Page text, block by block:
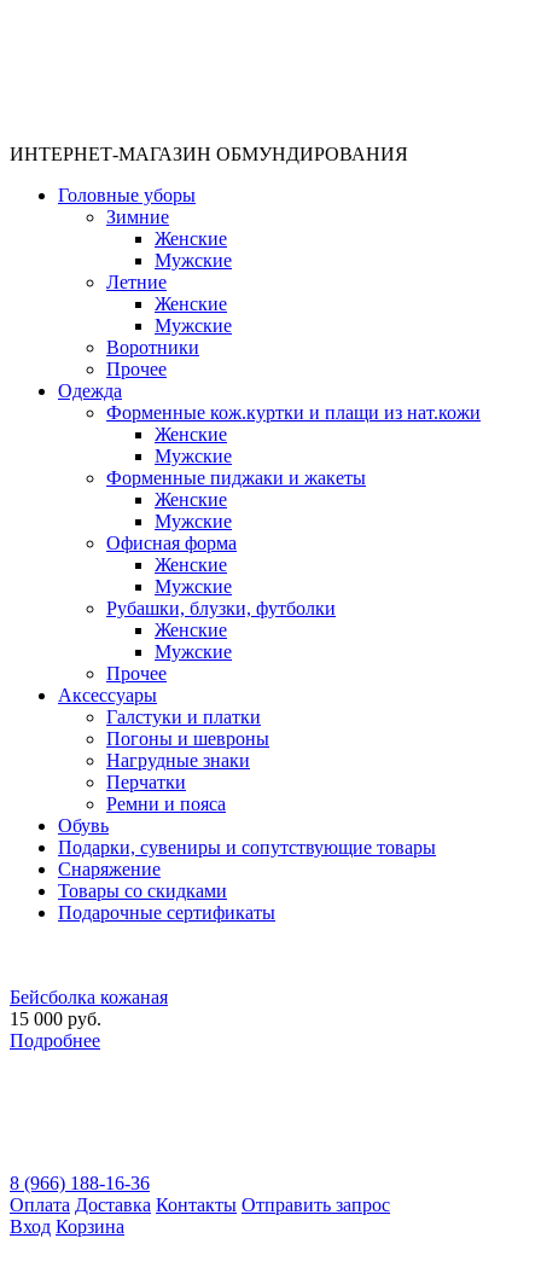
ИНТЕРНЕТ-МАГАЗИН ОБМУНДИРОВАНИЯ
Головные уборы
Зимние
Женские
Мужские
Летние
Женские
Мужские
Воротники
Прочее
Одежда
Форменные кож.куртки и плащи из нат.кожи
Женские
Мужские
Форменные пиджаки и жакеты
Женские
Мужские
Офисная форма
Женские
Мужские
Рубашки, блузки, футболки
Женские
Мужские
Прочее
Аксессуары
Галстуки и платки
Погоны и шевроны
Нагрудные знаки
Перчатки
Ремни и пояса
Обувь
Подарки, сувениры и сопутствующие товары
Снаряжение
Товары со скидками
Подарочные сертификаты
Бейсболка кожаная
15 000 руб.
Подробнее
8 (966) 188-16-36
Оплата Доставка Контакты Отправить запрос
Вход Корзина